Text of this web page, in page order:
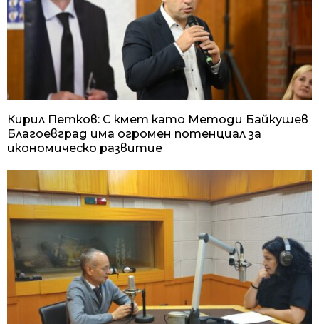
Кирил Петков: С кмет като Методи Байкушев
Благоевград има огромен потенциал за
икономическо развитие